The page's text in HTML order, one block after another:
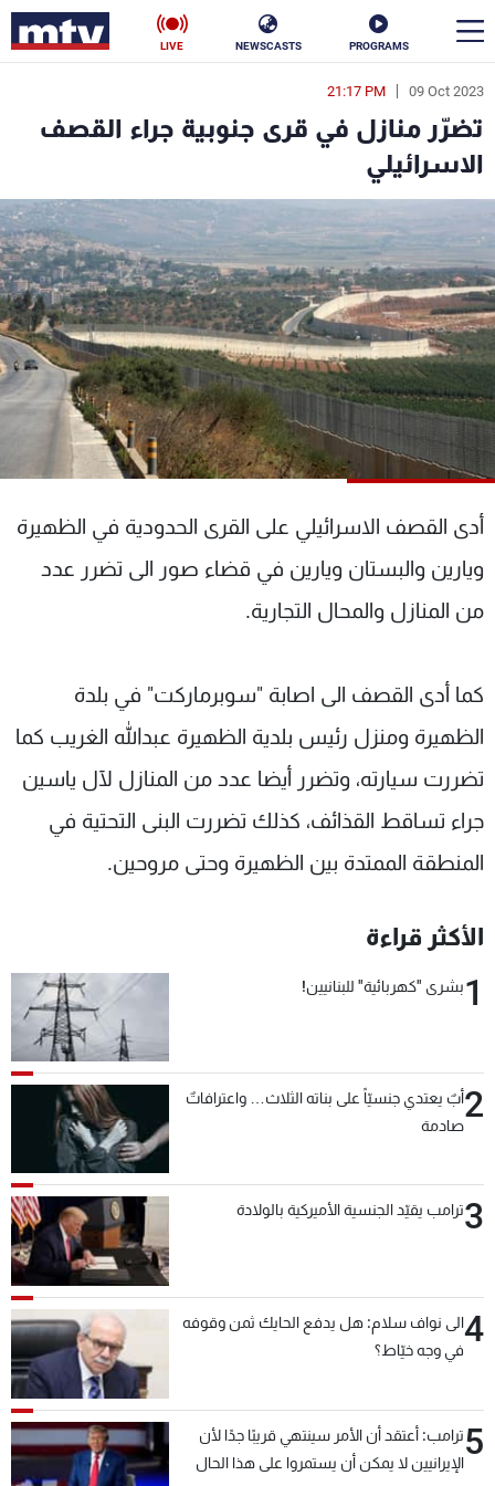
PROGRAMS
NEWSCASTS
LIVE
09 Oct 2023
21:17 PM
تضرّر منازل في قرى جنوبية جراء القصف
الاسرائيلي
أدى القصف الاسرائيلي على القرى الحدودية في الظهيرة
ويارين والبستان ويارين في قضاء صور الى تضرر عدد
من المنازل والمحال التجارية.
كما أدى القصف الى اصابة "سوبرماركت" في بلدة
الظهيرة ومنزل رئيس بلدية الظهيرة عبدالله الغريب كما
تضررت سيارته، وتضرر أيضا عدد من المنازل لآل ياسين
جراء تساقط القذائف، كذلك تضررت البنى التحتية في
المنطقة الممتدة بين الظهيرة وحتى مروحين.
الأكثر قراءة
1بشرى "كهربائية" للبنانيين!
2أبٌ يعتدي جنسيّاً على بناته الثلاث… واعترافاتٌ
صادمة
3ترامب يقيّد الجنسية الأميركية بالولادة
4الى نواف سلام: هل يدفع الحايك ثمن وقوفه
في وجه خيّاط؟
5ترامب: أعتقد أن الأمر سينتهي قريبًا جدًا لأن
الإيرانيين لا يمكن أن يستمروا على هذا الحال
en
الأخبار
سياسة ناس
إقتصاد فن
منوعات رياضة
كأس العالم
البرامج
جدول البرامج
شاهد البرامج
عن MTV
وظائف
سياسة الخصوصية